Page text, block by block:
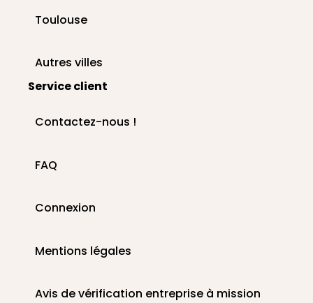
Toulouse
Autres villes
Service client
Contactez-nous !
FAQ
Connexion
Mentions légales
Avis de vérification entreprise à mission